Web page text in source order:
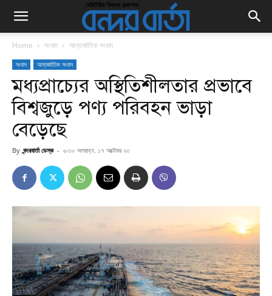
Home সংবাদ আন্তর্জাতিক সংবাদ
সংবাদ আন্তর্জাতিক সংবাদ
মধ্যপ্রাচ্যের অস্থিতিশীলতার প্রভাবে
বিশ্বজুড়ে পণ্য পরিবহন ভাড়া
বেড়েছে
By বন্দরবার্তা ডেস্ক - ৬:৩০ অপরাহ্ন, ১৭ অক্টোবর ২৩